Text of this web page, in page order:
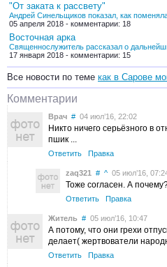
"От заката к рассвету"
Андрей Синельщиков показал, как
05 апреля 2018 - комментарии: 18
Восточная арка
Священнослужитель рассказал о
17 января 2018 - комментарии: 15
Все новости по теме как в Сарове
Комментарии
Врач # 04 июл’16, 22:02
Никто ничего серьёзного в
пшик ...
Ответить Правка
zaq321 # ^ 05 июл’16,
Тоже согласен. А
Ответить Правка
Житель # 05 июл’16, 10:47
А потому, что они грехи
делает( жертвователи
Ответить Правка